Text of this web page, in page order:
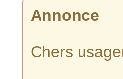
Annonce
Chers